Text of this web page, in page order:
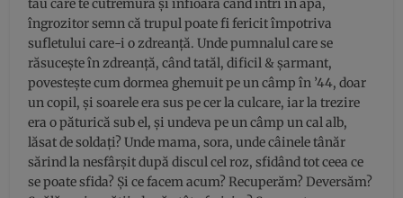
tău care te cutremură și înfioară când intri în apă,
îngrozitor semn că trupul poate fi fericit împotriva
sufletului care-i o zdreanță. Unde pumnalul care se
răsucește în zdreanță, când tatăl, dificil & șarmant,
povestește cum dormea ghemuit pe un câmp în ’44, doar
un copil, și soarele era sus pe cer la culcare, iar la trezire
era o păturică sub el, și undeva pe un câmp un cal alb,
lăsat de soldați? Unde mama, sora, unde câinele tânăr
sărind la nesfârșit după discul cel roz, sfidând tot ceea ce
se poate sfida? Și ce facem acum? Recuperăm? Deversăm?